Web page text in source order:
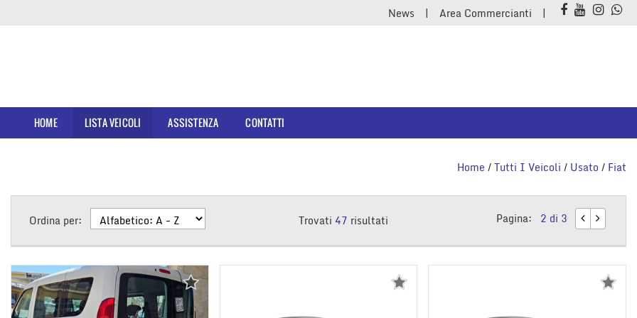
News Area Commercianti
HOME LISTA VEICOLI ASSISTENZA CONTATTI
Home /Tutti I Veicoli / Usato / Fiat
Ordina per: Trovati 47 risultati Pagina: 2 di 3